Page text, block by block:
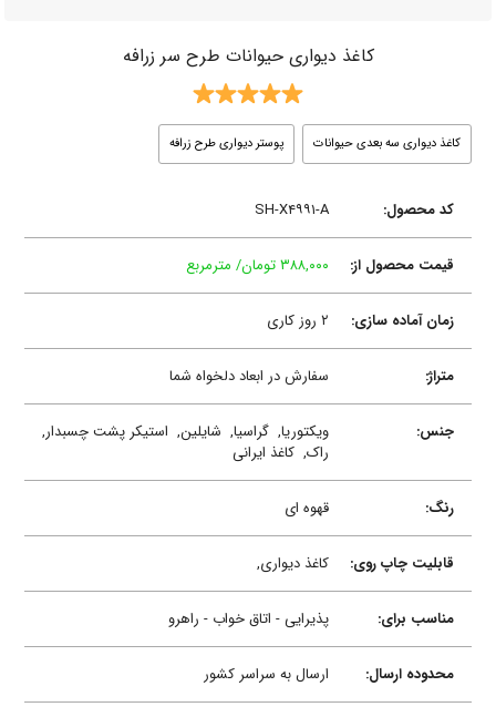
کاغذ دیواری حیوانات طرح سر زرافه
کاغذ دیواری سه بعدی حیوانات پوستر دیواری طرح زرافه
کد محصول: SH-X۴۹۹۱-A
قیمت محصول از: ۳۸۸,۰۰۰ تومان/ مترمربع
زمان آماده سازی: ۲ روز کاری
متراژ: سفارش در ابعاد دلخواه شما
جنس: ویکتوریا,گراسیا, شایلین, استیکر پشت چسبدار,
راک,کاغذ ایرانی
رنگ: قهوه ای
قابلیت چاپ روی: کاغذ دیواری,
مناسب برای: پذیرایی - اتاق خواب - راهرو
محدوده ارسال: ارسال به سراسر کشور